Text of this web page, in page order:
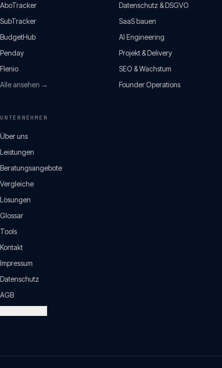
AboTracker
SubTracker
BudgetHub
Penday
Flenio
Alle ansehen →
Datenschutz & DSGVO
SaaS bauen
AI Engineering
Projekt & Delivery
SEO & Wachstum
Founder Operations
UNTERNEHMEN
Über uns
Leistungen
Beratungsangebote
Vergleiche
Lösungen
Glossar
Tools
Kontakt
Impressum
Datenschutz
AGB